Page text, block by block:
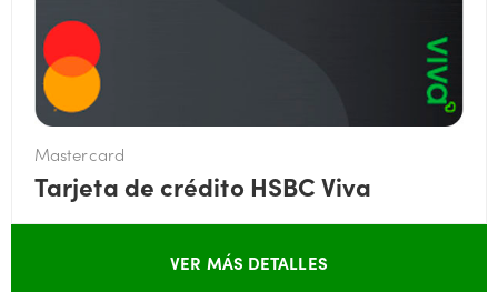
Mastercard
Tarjeta de crédito HSBC Viva
VER MÁS DETALLES